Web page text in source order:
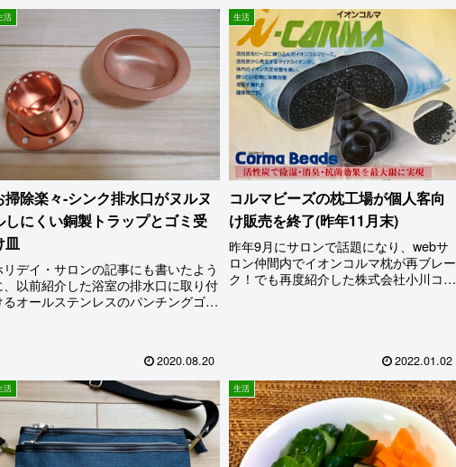
活
掃除楽々-シンク排水口がヌルヌ
しにくい銅製トラップとゴミ受
皿
リデイ・サロンの記事にも書いたよう
、以前紹介した浴室の排水口に取り付
るオールステンレスのパンチングゴミ
水口の蓋(排水トラップ)がプラスチック
なのでこの時期になると2～3日も放っ
おくと内外共にヌルヌルの気持ち悪い
状態になることだ。こびりつくほど放置
していないので、ブラシを使って水洗
すれば良いだけなのだが、何せあのヌ
ヌルが気持ち悪い。できれば1週間に
2020.08.20
生活
コルマビーズの枕工場が個人客向
け販売を終了(昨年11月末)
昨年9月にサロンで話題になり、webサ
ロン仲間内でイオンコルマ枕が再ブレー
ク！でも再度紹介した株式会社小川コル
2022.01.02
活 生活